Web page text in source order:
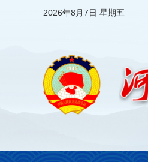
2026年8月7日 星期五